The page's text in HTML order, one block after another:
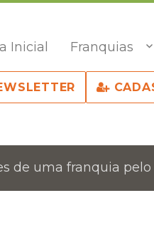
Inicial Franquias
de uma franquia pelo